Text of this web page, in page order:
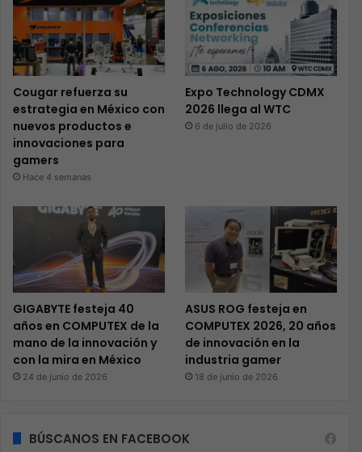
Cougar refuerza su
estrategia en México con
nuevos productos e
innovaciones para
gamers
Hace 4 semanas
Expo Technology CDMX
2026 llega al WTC
6 de julio de 2026
GIGABYTE festeja 40
años en COMPUTEX de la
mano de la innovación y
con la mira en México
24 de junio de 2026
ASUS ROG festeja en
COMPUTEX 2026, 20 años
de innovación en la
industria gamer
18 de junio de 2026
BÚSCANOS EN FACEBOOK